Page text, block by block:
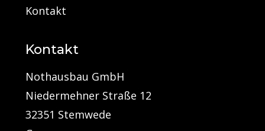
Kontakt
Kontakt
Nothausbau GmbH
Niedermehner Straße 12
32351 Stemwede